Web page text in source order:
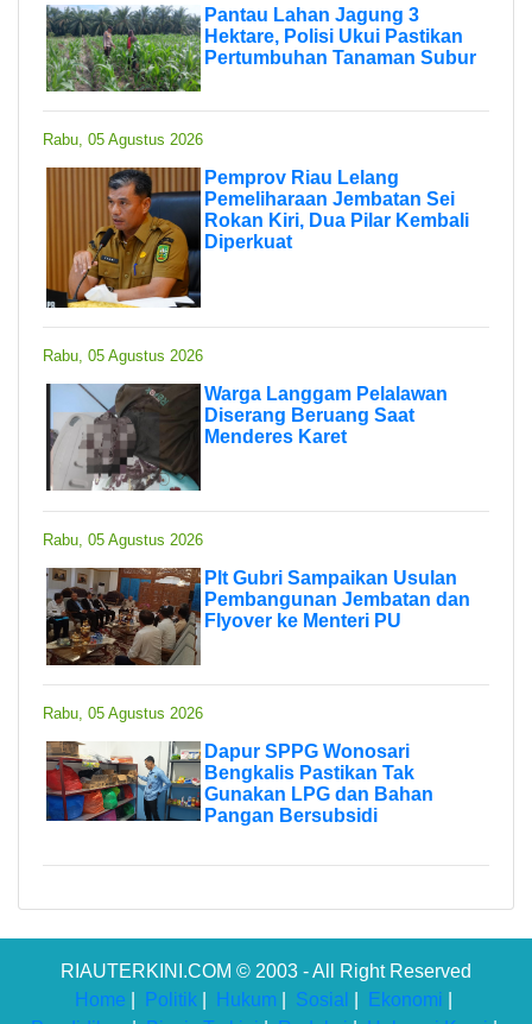
Pantau Lahan Jagung 3
Hektare, Polisi Ukui Pastikan
Pertumbuhan Tanaman Subur
Rabu, 05 Agustus 2026
Pemprov Riau Lelang
Pemeliharaan Jembatan Sei
Rokan Kiri, Dua Pilar Kembali
Diperkuat
Rabu, 05 Agustus 2026
Warga Langgam Pelalawan
Diserang Beruang Saat
Menderes Karet
Rabu, 05 Agustus 2026
Plt Gubri Sampaikan Usulan
Pembangunan Jembatan dan
Flyover ke Menteri PU
Rabu, 05 Agustus 2026
Dapur SPPG Wonosari
Bengkalis Pastikan Tak
Gunakan LPG dan Bahan
Pangan Bersubsidi
RIAUTERKINI.COM © 2003 - All Right Reserved
Home
Politik Hukum Sosial Ekonomi